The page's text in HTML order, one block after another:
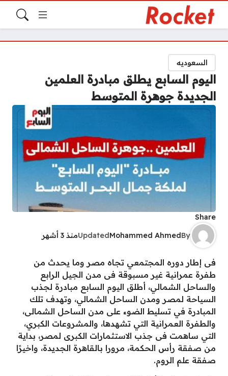
السعوديه
اليوم السابع يطلق مبادرة العلمين
الجديدة جوهرة المتوسط
Share
By
Mohammed Ahmed
Updatedمنذ 3 أشهر
فى إطار دوره المجتمعي تجاه مصر وما يحدث من
طفرة عمرانية غير مسبوقة فى مدن الجيل الرابع
والساحل الشمالي، أطلق اليوم السابع مبادرة لجذب
السياحة لمصر ومدن الساحل الشمالي، وتهدف تلك
المبادرة في تسليط الضوء على مدن الساحل الشمالى،
والطفرة العمرانية التي تشهدها، والمشروعات الكبري،
التي ساهمت فى جذب الاستثمارات الكبرى لمصر، بداية
من صفقة رأس الحكمة، مرورا بالقاهرة الجديدة، واخيرًا
صفقة علم الروم.